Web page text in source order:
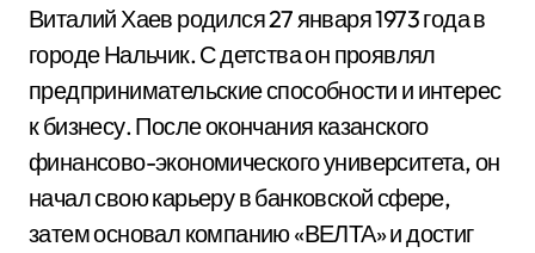
Виталий Хаев родился 27 января 1973 года в
городе Нальчик. С детства он проявлял
предпринимательские способности и интерес
к бизнесу. После окончания казанского
финансово-экономического университета, он
начал свою карьеру в банковской сфере,
затем основал компанию «ВЕЛТА» и достиг